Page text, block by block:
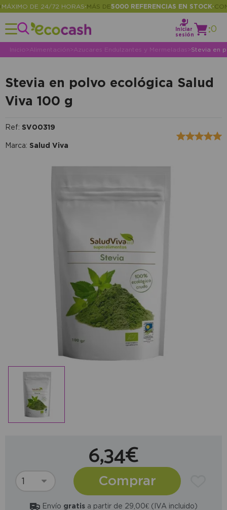
DE 24/72 HORAS•MÁS DE 5000 REFERENCIAS EN STOCK•
Iniciar
sesión
:0
Inicio> Alimentación> Azucares Endulzantes y Mermeladas >Stevia en
Stevia en polvo ecológica Salud
Viva 100 g
Ref: SV00319
Marca: Salud Viva
6,34€
Comprar
Envío gratisa partir de 29,00€ (IVA incluido)